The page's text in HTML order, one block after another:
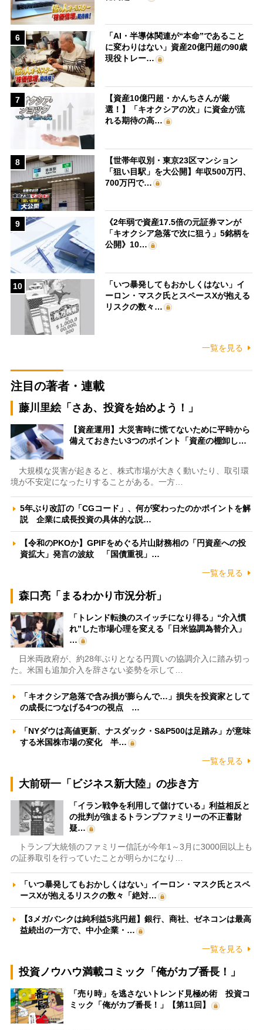
6
「AI・半導体関連が“本命”であること
に変わりはない」資産20億円超の90歳
現役トレー…
7
【資産10億円超・かんちさんが厳
選！】「キオクシアの次」に資金が流
れる期待の高…
8
【世帯年収別・東京23区マンション
「狙い目駅」を大公開】年収500万円、
700万円で…
9
《2年弱で資産17.5倍の元証券マンが
「キオクシア急落で次に狙う」5銘柄を
公開》10…
10
「いつ暴発してもおかしくはない」イ
ーロン・マスク氏とスペースXが抱える
リスクの数々…
一覧を見る
注目の著者・連載
藤川里絵「さあ、投資を始めよう！」
【資産運用】大災害時に慌てないために平時から
備えておきたい3つのポイント「資産の棚卸し…
大規模な災害が起きると、株式市場が大きく動いたり、取引環
境が不安定になったりすることがある。一方…
5年ぶり改訂の「CGコード」、何が変わったのかポイントを解
説 企業に成長投資の具体的な説…
【令和のPKOか】GPIFをめぐる片山財務相の「円資産への投
資拡大」発言の波紋 「国債重視」…
一覧を見る
森口亮「まるわかり市況分析」
「トレンド転換のスイッチになり得る」“介入慣
れ”した市場心理を変える「日米協調為替介入」
…
日米両政府が、約28年ぶりとなる円買いの協調介入に踏み切っ
た。米国も追加介入を辞さない姿勢を示して…
「キオクシア急落で含み損が膨らんで…」損失を投資家として
の成長につなげる4つの視点 …
「NYダウは高値更新、ナスダック・S&P500は足踏み」が意味
する米国株市場の変化 半…
一覧を見る
大前研一「ビジネス新大陸」の歩き方
「イラン戦争を利用して儲けている」利益相反と
の批判が強まるトランプファミリーの不正蓄財
疑…
トランプ大統領のファミリー信託が今年1～3月に3000回以上も
の証券取引を行っていたことが明らかになり…
「いつ暴発してもおかしくはない」イーロン・マスク氏とスペ
ースXが抱えるリスクの数々「絶対…
【3メガバンクは純利益5兆円超】銀行、商社、ゼネコンは最高
益続出の一方で、中小企業・…
一覧を見る
投資ノウハウ満載コミック「俺がカブ番長！」
「売り時」を逃さないトレンド見極め術 投資コ
ミック「俺がカブ番長！」【第11回】